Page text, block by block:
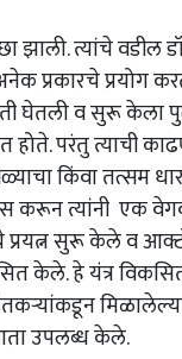
झाली. त्यांचे वडील
अनेक प्रकारचे
घेतली व सुरू केला
होते. परंतु त्याची
किंवा तत्सम
करून त्यांनी एक
प्रयत्न सुरू केले व
केले. हे यंत्र
उपलब्ध केले.